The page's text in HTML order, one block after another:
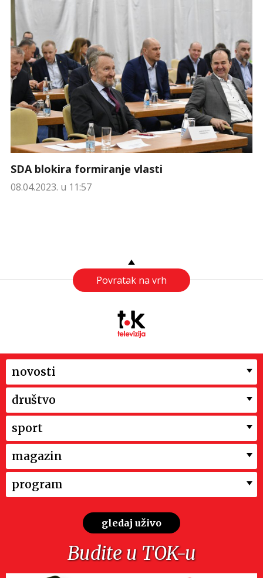
SDA blokira formiranje vlasti
08.04.2023. u 11:57
Povratak na vrh
novosti
društvo
sport
magazin
program
gledaj uživo
Budite u TOK-u